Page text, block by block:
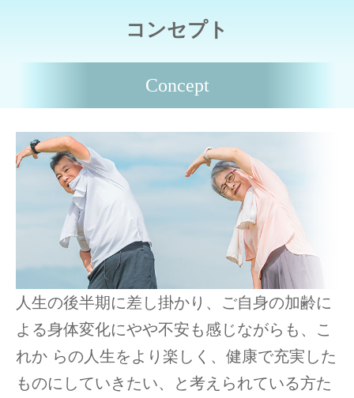
コンセプト
Concept
人生の後半期に差し掛かり、ご自身の加齢に
よる身体変化にやや不安も感じながらも、こ
れか らの人生をより楽しく、健康で充実した
ものにしていきたい、と考えられている方た